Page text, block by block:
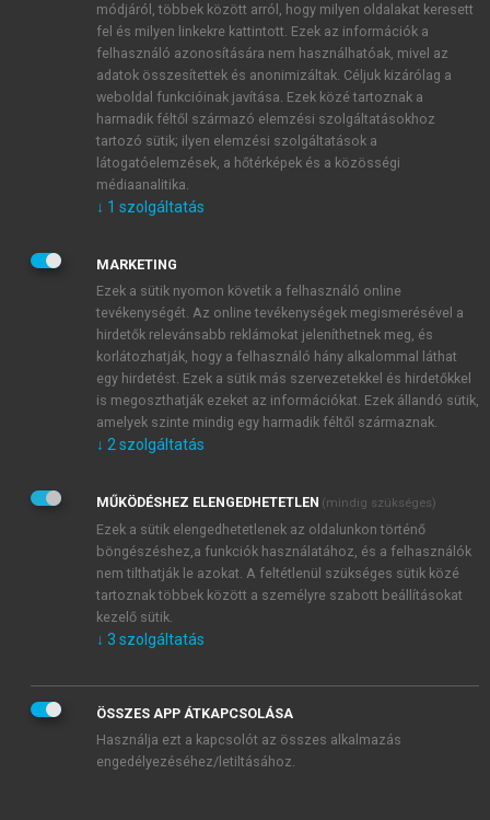
ÚJ FIÓK LÉTREHOZÁSA
1 óra díjmentes hozzáférés
E-MAIL-CÍM
JELSZÓ
JELSZÓ ÚJRA
Kérek értesítést a MeRSZ újdonságairól, akcióiról.
Kérek értesítést az Akadémiai Kiadó Zrt. újdonságairól,
Adatkezelési tájékoztatóbanfoglaltakat tudomásul
veszem és elfogadom.
Általános vásárlási feltételeket, valamint a szotar.netés a
mersz.huoldalak licencszerződéseiben foglaltakat
tudomásul veszem és elfogadom.
KIPRÓBÁLOM
módjáról, többek között arról, hogy milyen oldalakat keresett
fel és milyen linkekre kattintott. Ezek az információk a
felhasználó azonosítására nem használhatóak, mivel az
adatok összesítettek és anonimizáltak. Céljuk kizárólag a
weboldal funkcióinak javítása. Ezek közé tartoznak a
harmadik féltől származó elemzési szolgáltatásokhoz
tartozó sütik; ilyen elemzési szolgáltatások a
látogatóelemzések, a hőtérképek és a közösségi
médiaanalitika.
↓ 1 szolgáltatás
MARKETING
Ezek a sütik nyomon követik a felhasználó online
tevékenységét. Az online tevékenységek megismerésével a
hirdetők relevánsabb reklámokat jeleníthetnek meg, és
korlátozhatják, hogy a felhasználó hány alkalommal láthat
egy hirdetést. Ezek a sütik más szervezetekkel és hirdetőkkel
is megoszthatják ezeket az információkat. Ezek állandó sütik,
amelyek szinte mindig egy harmadik féltől származnak.
↓ 2 szolgáltatás
MŰKÖDÉSHEZ ELENGEDHETETLEN (mindig szükséges)
Ezek a sütik elengedhetetlenek az oldalunkon történő
böngészéshez,a funkciók használatához, és a felhasználók
nem tilthatják le azokat. A feltétlenül szükséges sütik közé
tartoznak többek között a személyre szabott beállításokat
kezelő sütik.
↓ 3 szolgáltatás
ÖSSZES APP ÁTKAPCSOLÁSA
Használja ezt a kapcsolót az összes alkalmazás
engedélyezéséhez/letiltásához.